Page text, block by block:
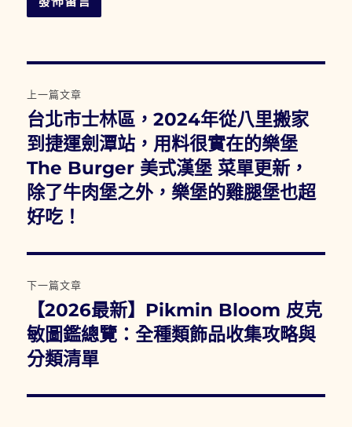
章
導
覽
上一篇文章
上
一
篇
文
章:
台北市士林區，2024年從八里搬家
到捷運劍潭站，用料很實在的樂堡
The Burger 美式漢堡 菜單更新，
除了牛肉堡之外，樂堡的雞腿堡也超
好吃！
下一篇文章
一
篇
章:
【2026最新】Pikmin Bloom 皮克
敏圖鑑總覽：全種類飾品收集攻略與
分類清單